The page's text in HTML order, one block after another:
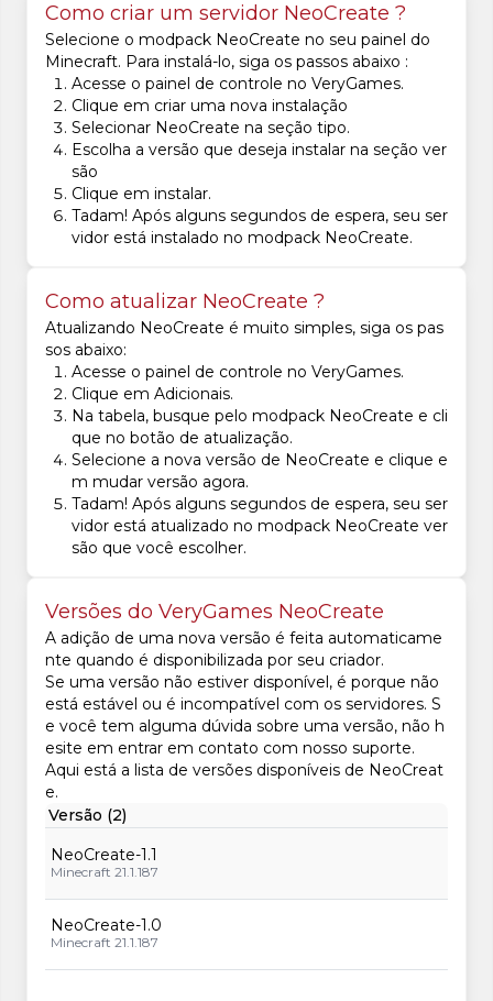
Como criar um servidor NeoCreate ?
Selecione o modpack NeoCreate no seu painel do
Minecraft. Para instalá-lo, siga os passos abaixo :
Acesse o painel de controle no VeryGames.
Clique em criar uma nova instalação
Selecionar NeoCreate na seção tipo.
Escolha a versão que deseja instalar na seção ver
são
Clique em instalar.
Tadam! Após alguns segundos de espera, seu ser
vidor está instalado no modpack NeoCreate.
Como atualizar NeoCreate ?
Atualizando NeoCreate é muito simples, siga os pas
sos abaixo:
Acesse o painel de controle no VeryGames.
Clique em Adicionais.
Na tabela, busque pelo modpack NeoCreate e cli
que no botão de atualização.
Selecione a nova versão de NeoCreate e clique e
m mudar versão agora.
Tadam! Após alguns segundos de espera, seu ser
vidor está atualizado no modpack NeoCreate ver
são que você escolher.
Versões do VeryGames NeoCreate
A adição de uma nova versão é feita automaticame
nte quando é disponibilizada por seu criador.
Se uma versão não estiver disponível, é porque não
está estável ou é incompatível com os servidores. S
e você tem alguma dúvida sobre uma versão, não h
esite em entrar em contato com nosso suporte.
Aqui está a lista de versões disponíveis de NeoCreat
e.
Versão (2)
NeoCreate-1.1
Minecraft 21.1.187
NeoCreate-1.0
Minecraft 21.1.187